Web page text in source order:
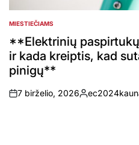
POSTED
MIESTIEČIAMS
**Elektrinių
ir kada kreiptis, kad
pinigų**
on
7 birželio, 2026
Posted